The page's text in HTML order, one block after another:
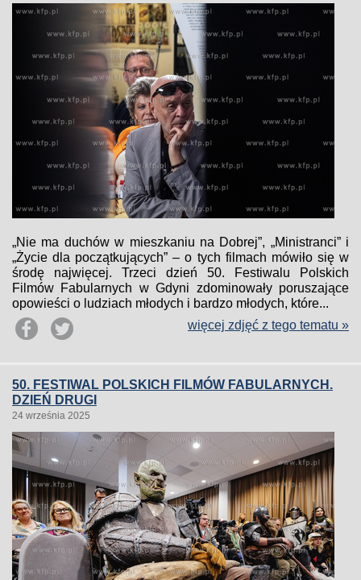
„Nie ma duchów w mieszkaniu na Dobrej”, „Ministranci” i
„Życie dla początkujących” – o tych filmach mówiło się w
środę najwięcej. Trzeci dzień 50. Festiwalu Polskich
Filmów Fabularnych w Gdyni zdominowały poruszające
opowieści o ludziach młodych i bardzo młodych, które...
więcej zdjęć z tego tematu »
50. FESTIWAL POLSKICH FILMÓW FABULARNYCH.
DZIEŃ DRUGI
24 września 2025